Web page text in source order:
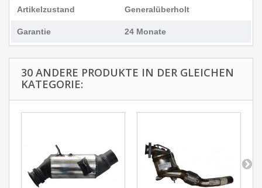
Artikelzustand Generalüberholt
Garantie 24 Monate
30 ANDERE PRODUKTE IN DER GLEICHEN
KATEGORIE: